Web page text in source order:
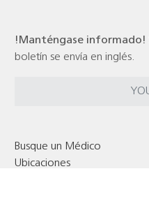
!Manténgase informado!
boletín se envía en inglés.
Busque un Médico
Ubicaciones